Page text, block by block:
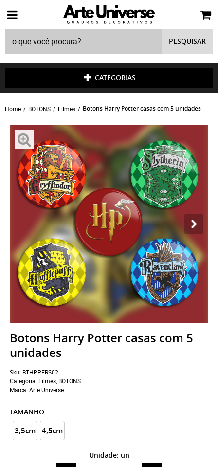
PESQUISAR
CATEGORIAS
Home BOTONS Filmes Botons Harry Potter casas com 5 unidades
Botons Harry Potter casas com 5
unidades
Sku: BTHPPERS02
Categoria: Filmes, BOTONS
Marca: Arte Universe
TAMANHO
3,5cm 4,5cm
Unidade: un